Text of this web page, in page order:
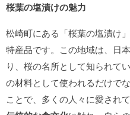
桜葉の塩漬けの魅力
松崎町にある「桜葉の塩漬け
特産品です。この地域は、日
り、桜の名所として知られて
の材料として使われるだけで
ことで、多くの人々に愛され